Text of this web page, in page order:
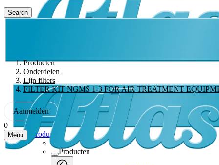
Search
Producten
Onderdelen
Lijn filters
FILTER KIT NGMS 1-3 FOR AIR TREATMENT
Aanmelden
0
Menu Producten
Producten